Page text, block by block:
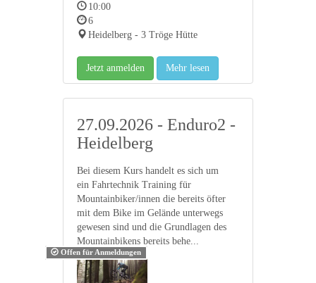
10:00
6
Heidelberg - 3 Tröge Hütte
Jetzt anmelden Mehr lesen
27.09.2026 - Enduro2 -
Heidelberg
Bei diesem Kurs handelt es sich um
ein Fahrtechnik Training für
Mountainbiker/innen die bereits öfter
mit dem Bike im Gelände unterwegs
gewesen sind und die Grundlagen des
Mountainbikens bereits behe...
Offen für Anmeldungen